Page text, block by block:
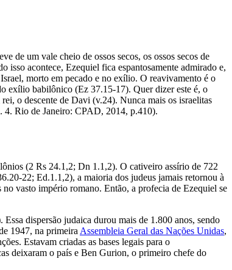
de um vale cheio de ossos secos, os ossos secos de
isso acontece, Ezequiel fica espantosamente admi­rado e,
morto em pecado e no exílio. O reavivamento é o
exílio babilônico (Ez 37.15-17). Quer dizer este é, o
o descente de Davi (v.24). Nunca mais os israelitas
4. Rio de Janeiro: CPAD, 2014, p.410).
(2 Rs 24.1,2; Dn 1.1,2). O cativeiro assírio de 722
22; Ed.1.1,2), a maioria dos judeus jamais retornou à
vasto império romano. Então, a profecia de Ezequiel se
dispersão judaica durou mais de 1.800 anos, sendo
1947, na primeira Assembleia Geral das Nações Unidas,
Estavam criadas as bases legais para o
deixaram o país e Ben Gurion, o primeiro chefe do